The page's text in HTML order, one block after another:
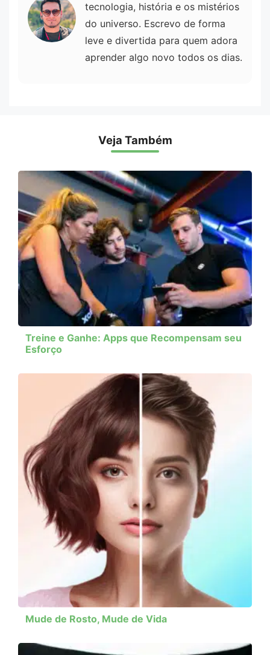
tecnologia, história e os mistérios
do universo. Escrevo de forma
leve e divertida para quem adora
aprender algo novo todos os dias.
Veja Também
Treine e Ganhe: Apps que Recompensam seu
Esforço
Mude de Rosto, Mude de Vida